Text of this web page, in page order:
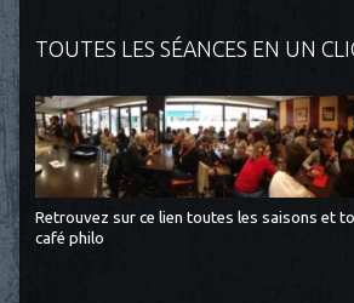
TOUTES LES SÉANCES EN UN
Retrouvez sur ce lien toutes les saisons et
café philo